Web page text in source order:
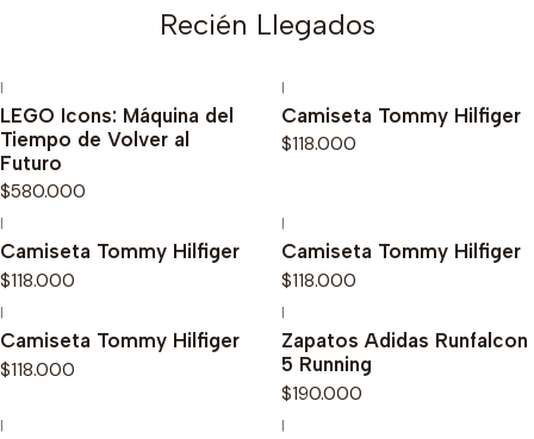
Recién Llegados
|
LEGO Icons: Máquina del
Tiempo de Volver al
Futuro
$580.000
|
Camiseta Tommy Hilfiger
$118.000
|
Camiseta Tommy Hilfiger
$118.000
|
Camiseta Tommy Hilfiger
$118.000
|
Camiseta Tommy Hilfiger
$118.000
|
Zapatos Adidas Runfalcon
5 Running
$190.000
| |